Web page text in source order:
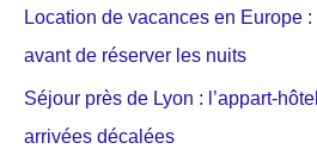
Location de vacances en Europe
avant de réserver les nuits
Séjour près de Lyon : l’appart-
arrivées décalées